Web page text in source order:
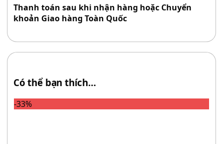
Thanh toán sau khi nhận hàng hoặc Chuyển
khoản Giao hàng Toàn Quốc
Có thể bạn thích…
-33%